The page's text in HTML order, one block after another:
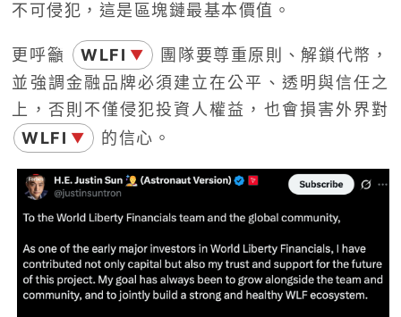
不可侵犯，這是區塊鏈最基本價值。
更呼籲 WLFI ▼
團隊要尊重原則、解鎖代幣，
並強調金融品牌必須建立在公平、透明與信任之
上，否則不僅侵犯投資人權益，也會損害外界對
WLFI ▼ 的信心。